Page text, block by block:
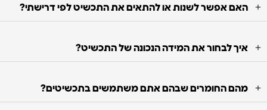
האם אפשר לשנות או להתאים את התכשיט לפי דרישתי?
איך לבחור את המידה הנכונה של התכשיט?
מהם החומרים שבהם אתם משתמשים בתכשיטים?